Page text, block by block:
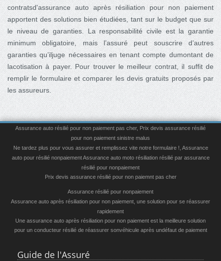
contratsd'assurance auto après résiliation pour non paiement
apportent des solutions bien étudiées, tant sur le budget que sur
le niveau de garanties. La responsabilité civile est la garantie
minimum obligatoire, mais l’assuré peut souscrire d’autres
garanties qu’iljuge nécessaires en tenant compte dumontant de
lacotisation à payer. Pour trouver le meilleur contrat, il suffit de
remplir le formulaire et comparer les devis gratuits proposés par
les assureurs.
Assurance auto résilié pour non paiement pas cher, Prix devis assurance résilié
pour non paiement sinistre malus
Ne tardez plus pour vous assurer et remplissez vite notre formulaire ! Assurance
auto pour résilié nonpaiement Assurance auto moto résiliation résilié par assurance
résilié pour nonpaiement
Prix devis assurance résilié pour non paiemnt pas cher
Assurance résilié pour nonpaiement
Assurance auto après résiliation pour non paiement, une solution pour se réassurer
rapidement
Une assurance auto après résiliation pour non paiement est la meilleure solution
pour un conducteur résilié de réassurer sonvéhicule après undéfaut de paiement
Guide de l'Assuré